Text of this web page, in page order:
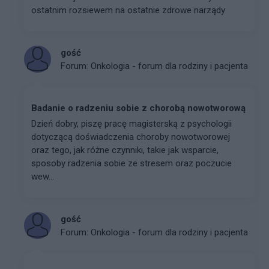
ostatnim rozsiewem na ostatnie zdrowe narządy
gość
Forum: Onkologia - forum dla rodziny i pacjenta
Badanie o radzeniu sobie z chorobą nowotworową
Dzień dobry, piszę pracę magisterską z psychologii
dotyczącą doświadczenia choroby nowotworowej
oraz tego, jak różne czynniki, takie jak wsparcie,
sposoby radzenia sobie ze stresem oraz poczucie
wew...
gość
Forum: Onkologia - forum dla rodziny i pacjenta